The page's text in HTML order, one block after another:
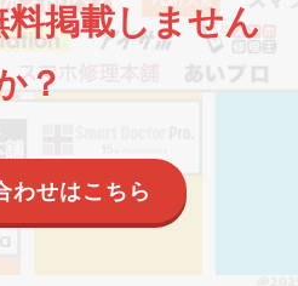
掲載しません
？
わせはこちら